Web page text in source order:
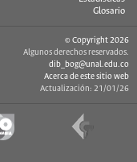
Glosario
© Copyright 2026
Algunos derechos reservados.
dib_bog@unal.edu.co
Acerca de este sitio web
Actualización: 21/01/26